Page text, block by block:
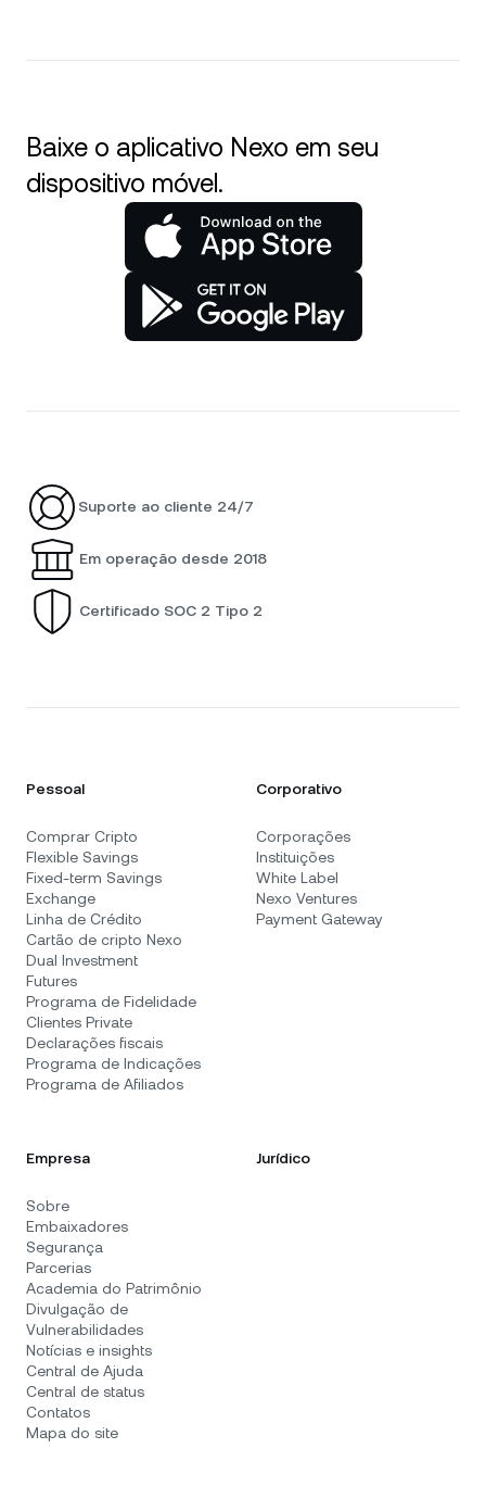
Baixe o aplicativo Nexo em seu
dispositivo móvel.
Suporte ao cliente 24/7
Em operação desde 2018
Certificado SOC 2 Tipo 2
Pessoal
Comprar Cripto
Flexible Savings
Fixed-term Savings
Exchange
Linha de Crédito
Cartão de cripto Nexo
Dual Investment
Futures
Programa de Fidelidade
Clientes Private
Declarações fiscais
Programa de Indicações
Programa de Afiliados
Corporativo
Corporações
Instituições
White Label
Nexo Ventures
Payment Gateway
Empresa
Sobre
Embaixadores
Segurança
Parcerias
Academia do Patrimônio
Divulgação de
Vulnerabilidades
Notícias e insights
Central de Ajuda
Central de status
Contatos
Mapa do site
Jurídico